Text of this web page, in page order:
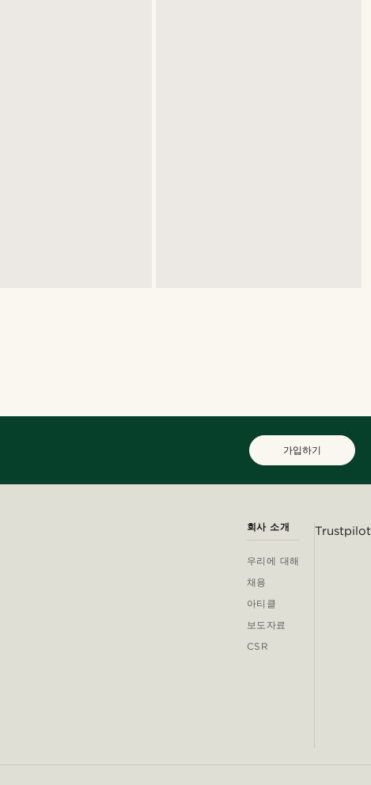
가입하기
회사 소개
우리에 대해
채용
아티클
보도자료
CSR
Trustpilot